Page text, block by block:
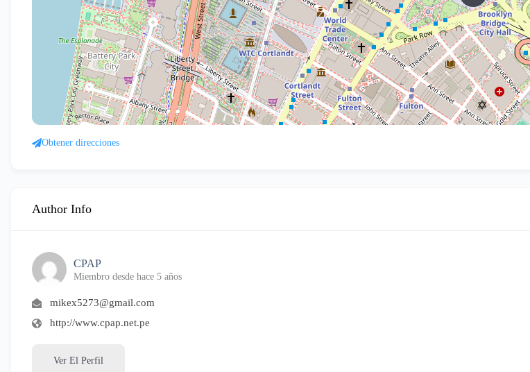
Obtener direcciones
Author Info
CPAP
Miembro desde hace 5 años
mikex5273@gmail.com
http://www.cpap.net.pe
Ver El Perfil